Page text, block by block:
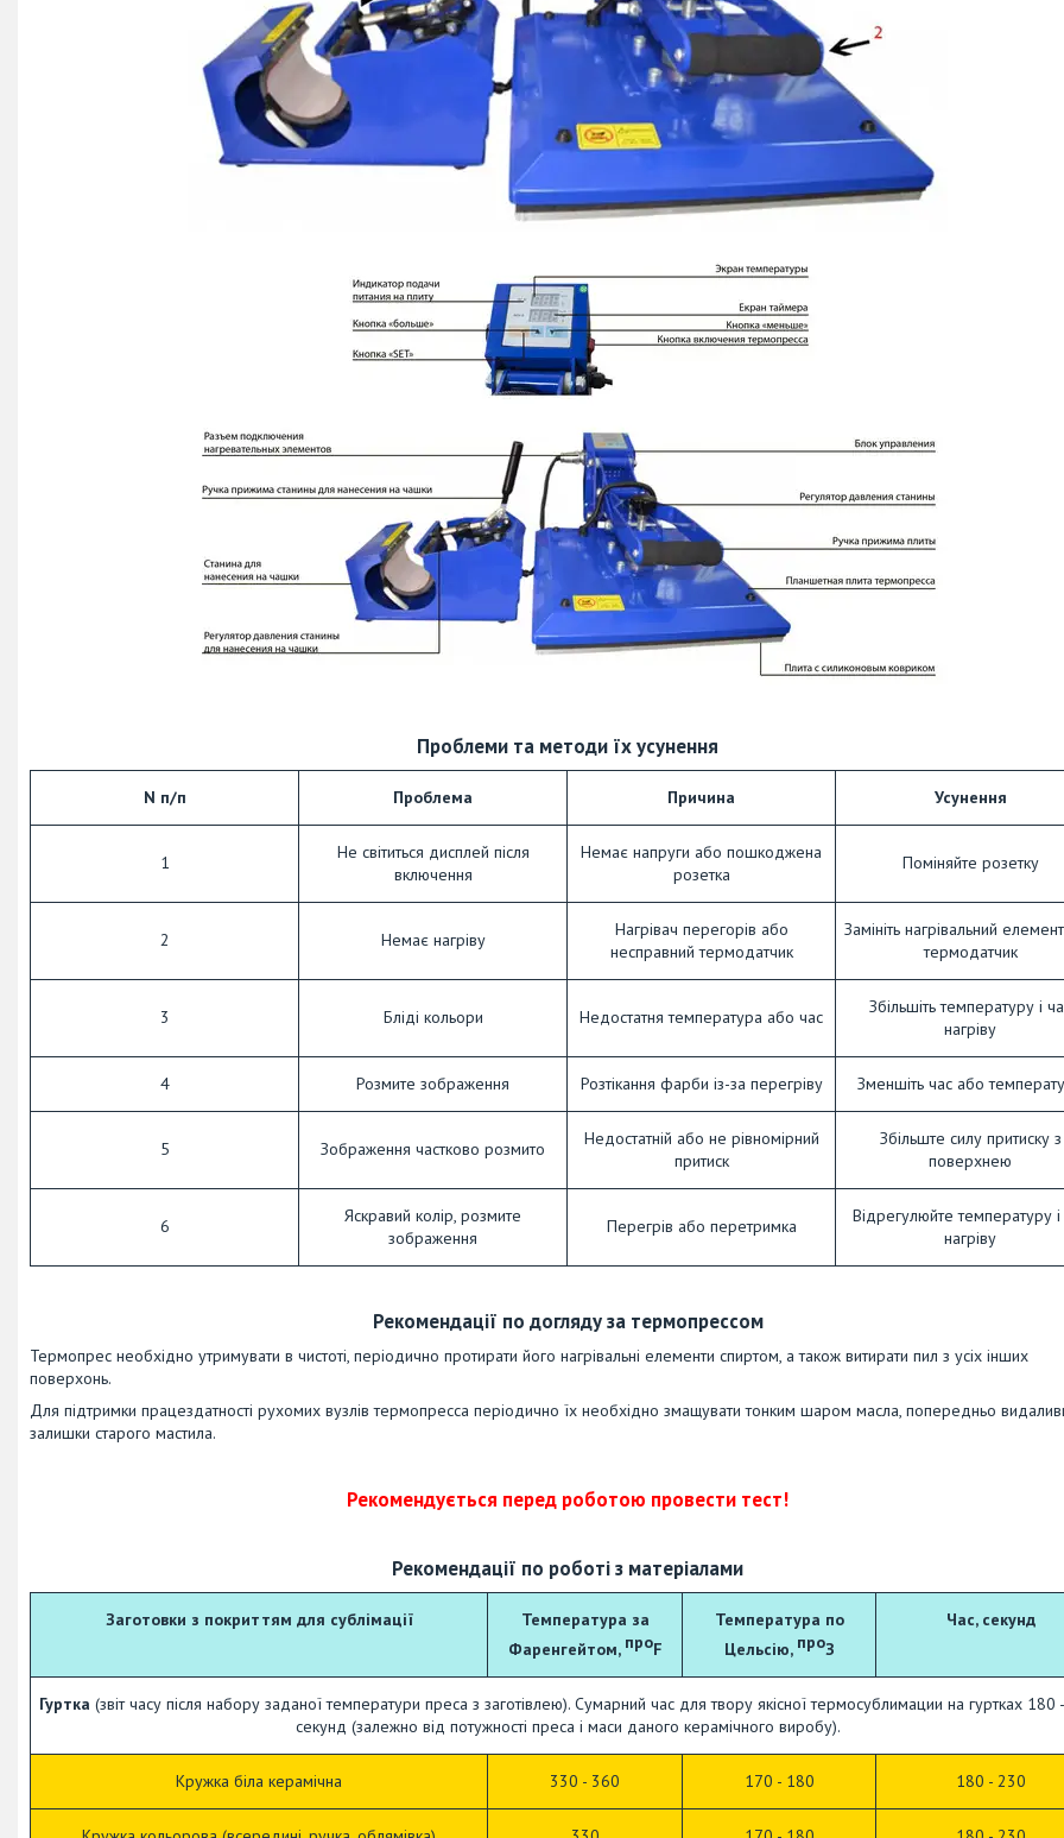
Проблеми та методи їх усунення
N п/п Проблема Причина Усунення
1
Не світиться дисплей після
включення
Немає напруги або пошкоджена
розетка
Поміняйте розетку
2 Немає нагріву
Нагрівач перегорів або
несправний термодатчик
Замініть нагрівальний
термодатчик
3 Бліді кольори Недостатня температура або час
Збільшіть температуру і
нагріву
4 Розмите зображення Розтікання фарби із-за перегріву Зменшіть час або
5 Зображення частково розмито
Недостатній або не рівномірний
притиск
Збільште силу притиску з
поверхнею
6
Яскравий колір, розмите
зображення
Перегрів або перетримка
Відрегулюйте температуру і
нагріву
Рекомендації по догляду за термопрессом
Термопрес необхідно утримувати в чистоті, періодично протирати його нагрівальні елементи спиртом, а також витирати пил з усіх інших
поверхонь.
Для підтримки працездатності рухомих вузлів термопресса періодично їх необхідно змащувати тонким шаром масла, попередньо
залишки старого мастила.
Рекомендується перед роботою провести тест!
Рекомендації по роботі з матеріалами
Заготовки з покриттям для сублімації
Температура за
Фаренгейтом, проF
Температура по
Цельсію, проЗ
Час, секунд
Гуртка (звіт часу після набору заданої температури преса з заготівлею). Сумарний час для твору якісної термосублимации на гуртках 180
секунд (залежно від потужності преса і маси даного керамічного виробу).
Кружка біла керамічна 330 - 360 170 - 180 180 - 230